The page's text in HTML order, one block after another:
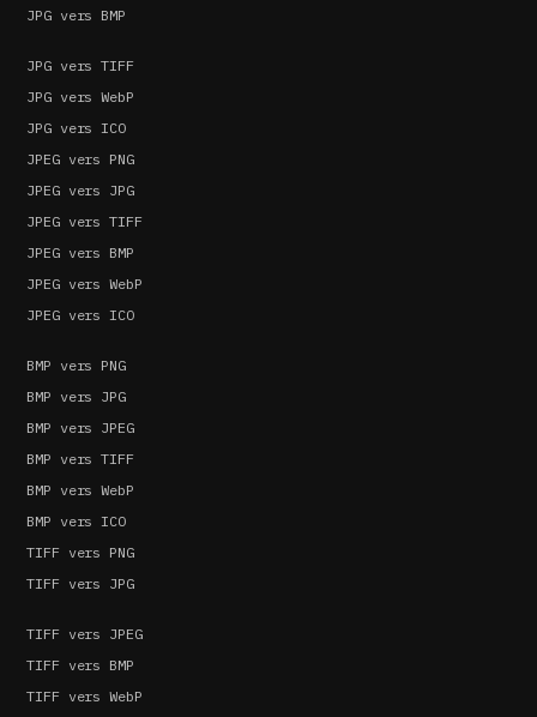
JPG vers BMP
JPG vers TIFF
JPG vers WebP
JPG vers ICO
JPEG vers PNG
JPEG vers JPG
JPEG vers TIFF
JPEG vers BMP
JPEG vers WebP
JPEG vers ICO
BMP vers PNG
BMP vers JPG
BMP vers JPEG
BMP vers TIFF
BMP vers WebP
BMP vers ICO
TIFF vers PNG
TIFF vers JPG
TIFF vers JPEG
TIFF vers BMP
TIFF vers WebP